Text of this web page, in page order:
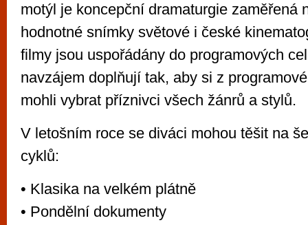
motýl je koncepční dramaturgie zaměřená
hodnotné snímky světové i české
filmy jsou uspořádány do programových
navzájem doplňují tak, aby si z
mohli vybrat příznivci všech žánrů a stylů.
V letošním roce se diváci mohou těšit na
cyklů:
• Klasika na velkém plátně
• Pondělní dokumenty